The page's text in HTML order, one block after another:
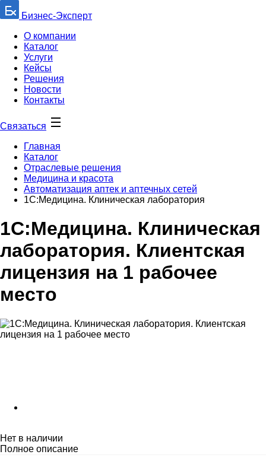
Бизнес-Эксперт
О компании
Каталог
Услуги
Кейсы
Решения
Новости
Контакты
Связаться
Главная
Каталог
Отраслевые решения
Медицина и красота
Автоматизация аптек и аптечных сетей
1С:Медицина. Клиническая лаборатория
1С:Медицина. Клиническая
лаборатория. Клиентская
лицензия на 1 рабочее
место
Нет в наличии
Полное описание